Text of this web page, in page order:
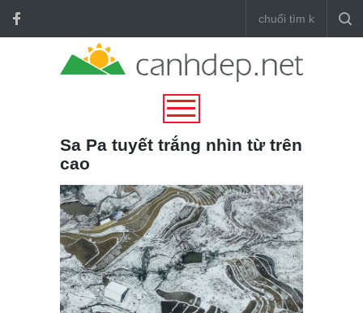
Sa Pa tuyết trắng nhìn từ trên
cao